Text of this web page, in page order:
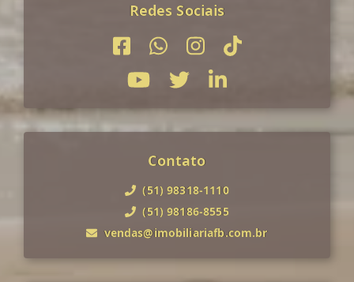
Redes Sociais
Contato
(51) 98318-1110
(51) 98186-8555
vendas@imobiliariafb.com.br